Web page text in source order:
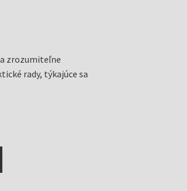
zrozumiteľne
rady, týkajúce sa